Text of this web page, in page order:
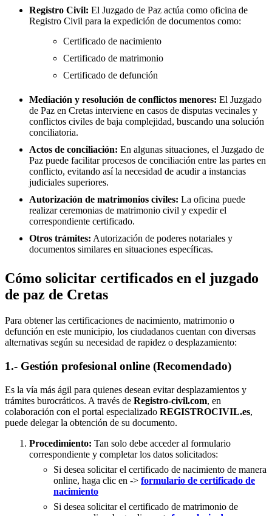
Registro Civil: El Juzgado de Paz actúa como oficina de
Registro Civil para la expedición de documentos como:
Certificado de nacimiento
Certificado de matrimonio
Certificado de defunción
Mediación y resolución de conflictos menores: El Juzgado
de Paz en Cretas interviene en casos de disputas vecinales y
conflictos civiles de baja complejidad, buscando una solución
conciliatoria.
Actos de conciliación: En algunas situaciones, el Juzgado de
Paz puede facilitar procesos de conciliación entre las partes en
conflicto, evitando así la necesidad de acudir a instancias
judiciales superiores.
Autorización de matrimonios civiles: La oficina puede
realizar ceremonias de matrimonio civil y expedir el
correspondiente certificado.
Otros trámites: Autorización de poderes notariales y
documentos similares en situaciones específicas.
Cómo solicitar certificados en el juzgado
de paz de Cretas
Para obtener las certificaciones de nacimiento, matrimonio o
defunción en este municipio, los ciudadanos cuentan con diversas
alternativas según su necesidad de rapidez o desplazamiento:
1.- Gestión profesional online (Recomendado)
Es la vía más ágil para quienes desean evitar desplazamientos y
trámites burocráticos. A través de Registro-civil.com, en
colaboración con el portal especializado REGISTROCIVIL.es,
puede delegar la obtención de su documento.
Procedimiento: Tan solo debe acceder al formulario
correspondiente y completar los datos solicitados:
Si desea solicitar el certificado de nacimiento de manera
online, haga clic en -> formulario de certificado de
nacimiento
Si desea solicitar el certificado de matrimonio de